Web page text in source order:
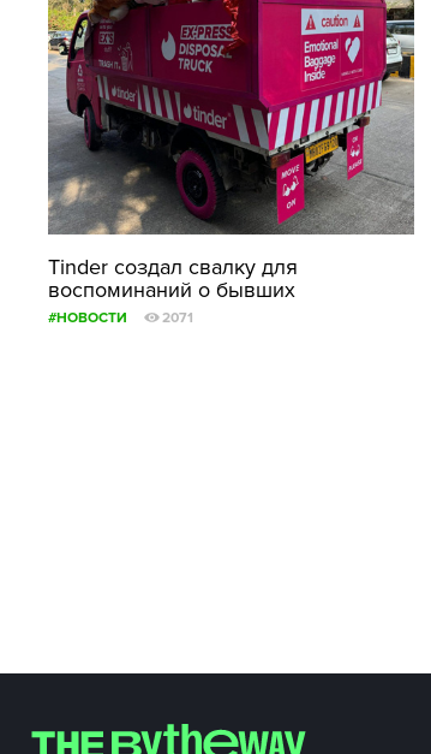
Tinder создал свалку для
воспоминаний о бывших
#НОВОСТИ 2071